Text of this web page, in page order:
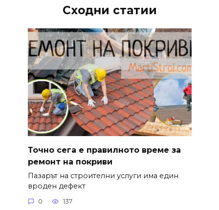
Сходни статии
Точно сега е правилното време за
ремонт на покриви
Пазарът на строителни услуги има един
вроден дефект
0 137